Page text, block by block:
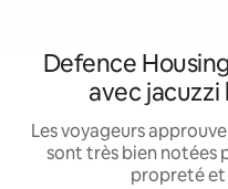
Defence
avec
Les voyageurs
sont très bien notées
propreté et